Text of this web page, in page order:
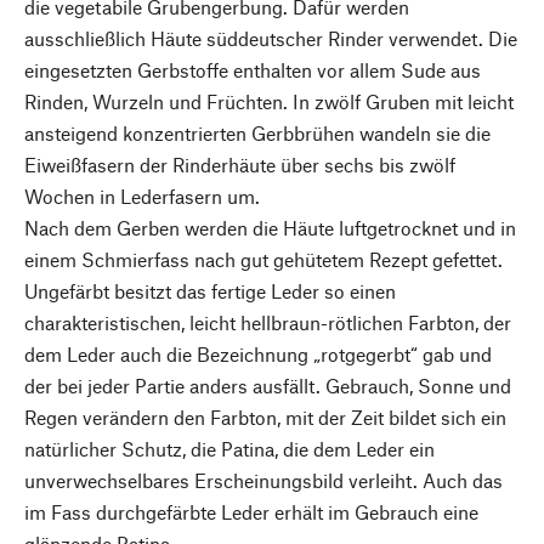
die vegetabile Grubengerbung. Dafür werden
ausschließlich Häute süddeutscher Rinder verwendet. Die
eingesetzten Gerbstoffe enthalten vor allem Sude aus
Rinden, Wurzeln und Früchten. In zwölf Gruben mit leicht
ansteigend konzentrierten Gerbbrühen wandeln sie die
Eiweißfasern der Rinderhäute über sechs bis zwölf
Wochen in Lederfasern um.
Nach dem Gerben werden die Häute luftgetrocknet und in
einem Schmierfass nach gut gehütetem Rezept gefettet.
Ungefärbt besitzt das fertige Leder so einen
charakteristischen, leicht hellbraun-rötlichen Farbton, der
dem Leder auch die Bezeichnung „rotgegerbt“ gab und
der bei jeder Partie anders ausfällt. Gebrauch, Sonne und
Regen verändern den Farbton, mit der Zeit bildet sich ein
natürlicher Schutz, die Patina, die dem Leder ein
unverwechselbares Erscheinungsbild verleiht. Auch das
im Fass durchgefärbte Leder erhält im Gebrauch eine